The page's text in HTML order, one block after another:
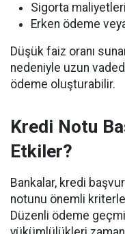
Sigorta maliyetleri
Erken ödeme
Düşük faiz oranı
nedeniyle uzun
ödeme oluşturabilir.
Kredi Notu
Etkiler?
Bankalar, kredi
notunu önemli
Düzenli ödeme